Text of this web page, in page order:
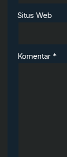
Situs Web
Komentar *